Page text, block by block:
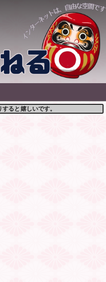
ると嬉しいです。